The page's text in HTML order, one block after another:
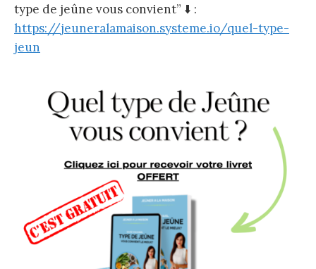
type de jeûne vous convient” ⬇️ :
https://jeuneralamaison.systeme.io/quel-type-
jeun